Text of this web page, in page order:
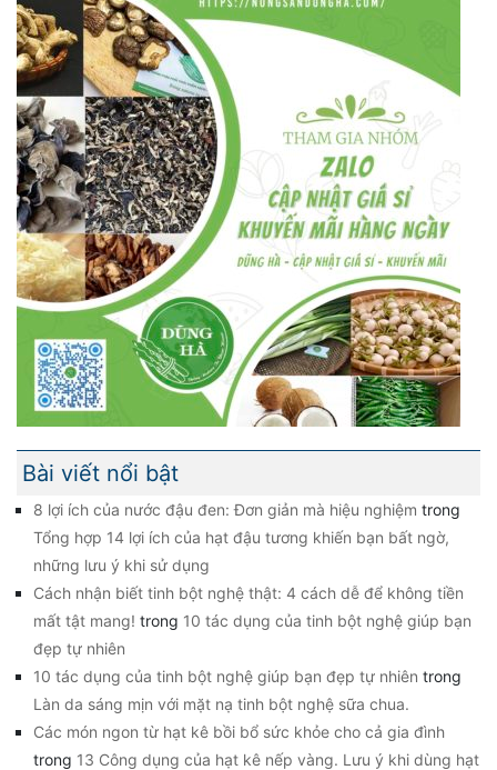
Bài viết nổi bật
8 lợi ích của nước đậu đen: Đơn giản mà hiệu nghiệm trong
Tổng hợp 14 lợi ích của hạt đậu tương khiến bạn bất ngờ,
những lưu ý khi sử dụng
Cách nhận biết tinh bột nghệ thật: 4 cách dễ để không tiền
mất tật mang! trong 10 tác dụng của tinh bột nghệ giúp bạn
đẹp tự nhiên
10 tác dụng của tinh bột nghệ giúp bạn đẹp tự nhiên trong
Làn da sáng mịn với mặt nạ tinh bột nghệ sữa chua.
Các món ngon từ hạt kê bồi bổ sức khỏe cho cả gia đình
trong 13 Công dụng của hạt kê nếp vàng. Lưu ý khi dùng hạt